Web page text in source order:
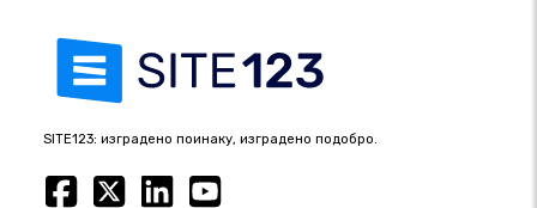
SITE123: изградено поинаку, изградено подобро.